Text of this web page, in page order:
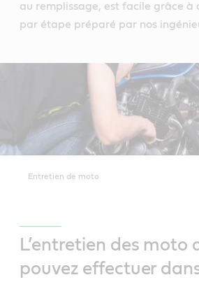
au remplissage, est facile grâce à
par étape préparé par nos
Entretien de moto
L’entretien des moto
pouvez effectuer